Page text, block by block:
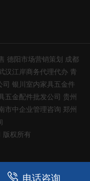
德阳市场营销策划 成都
汉江岸商务代理代办 青
司 银川室内家具五金件
五金配件批发公司 贵州
市中企业管理咨询 郑州
权所有
电话咨询